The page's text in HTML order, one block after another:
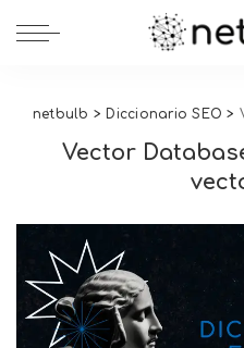
netbulb > Diccionario SEO >
Vector